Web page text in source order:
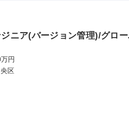
ジニア(バージョン管理)/グロ
円
区